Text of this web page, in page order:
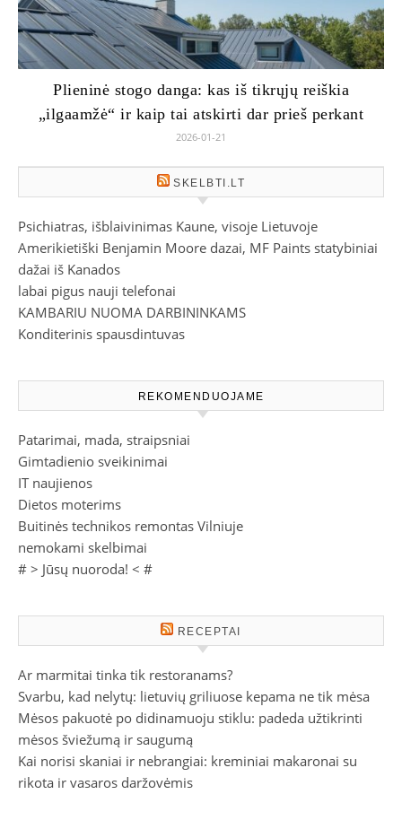
Plieninė stogo danga: kas iš tikrųjų reiškia
„ilgaamžė“ ir kaip tai atskirti dar prieš perkant
2026-01-21
SKELBTI.LT
Psichiatras, išblaivinimas Kaune, visoje Lietuvoje
Amerikietiški Benjamin Moore dazai, MF Paints statybiniai
dažai iš Kanados
labai pigus nauji telefonai
KAMBARIU NUOMA DARBININKAMS
Konditerinis spausdintuvas
REKOMENDUOJAME
Patarimai, mada, straipsniai
Gimtadienio sveikinimai
IT naujienos
Dietos moterims
Buitinės technikos remontas Vilniuje
nemokami skelbimai
# > Jūsų nuoroda! < #
RECEPTAI
Ar marmitai tinka tik restoranams?
Svarbu, kad nelytų: lietuvių griliuose kepama ne tik mėsa
Mėsos pakuotė po didinamuoju stiklu: padeda užtikrinti
mėsos šviežumą ir saugumą
Kai norisi skaniai ir nebrangiai: kreminiai makaronai su
rikota ir vasaros daržovėmis